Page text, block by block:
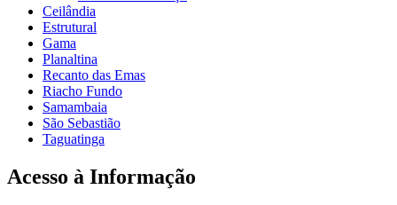
Ceilândia
Estrutural
Gama
Planaltina
Recanto das Emas
Riacho Fundo
Samambaia
São Sebastião
Taguatinga
Acesso à Informação